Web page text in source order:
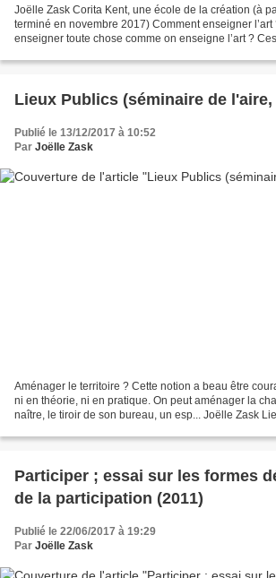
Joëlle Zask Corita Kent, une école de la création (à
terminé en novembre 2017) Comment enseigner l’art
enseigner toute chose comme on enseigne l’art ?
Lieux Publics (séminaire de l'aire,
Publié le 13/12/2017 à 10:52
Par Joëlle Zask
Aménager le territoire ? Cette notion a beau être
ni en théorie, ni en pratique. On peut aménager la
naître, le tiroir de son bureau, un esp... Joëlle Zask
Participer ; essai sur les formes
de la participation (2011)
Publié le 22/06/2017 à 19:29
Par Joëlle Zask